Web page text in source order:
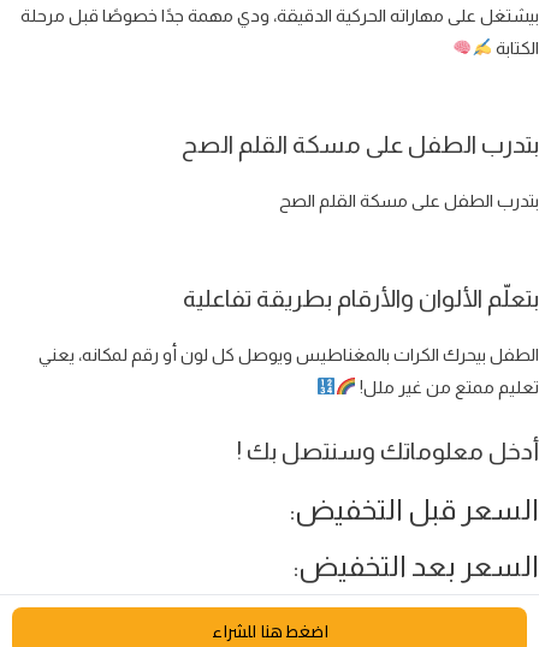
بيشتغل على مهاراته الحركية الدقيقة، ودي مهمة جدًا خصوصًا قبل مرحلة
الكتابة
بتدرب الطفل على مسكة القلم الصح
بتدرب الطفل على مسكة القلم الصح
بتعلّم الألوان والأرقام بطريقة تفاعلية
الطفل بيحرك الكرات بالمغناطيس ويوصل كل لون أو رقم لمكانه، يعني
تعليم ممتع من غير ملل!
أدخل معلوماتك وسنتصل بك !
السعر قبل التخفيض:
السعر بعد التخفيض:
5/5 اضغط هنا للشراء